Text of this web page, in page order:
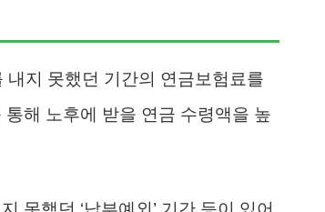
지 못했던 기간의 연금보험료를
해 노후에 받을 연금 수령액을 높